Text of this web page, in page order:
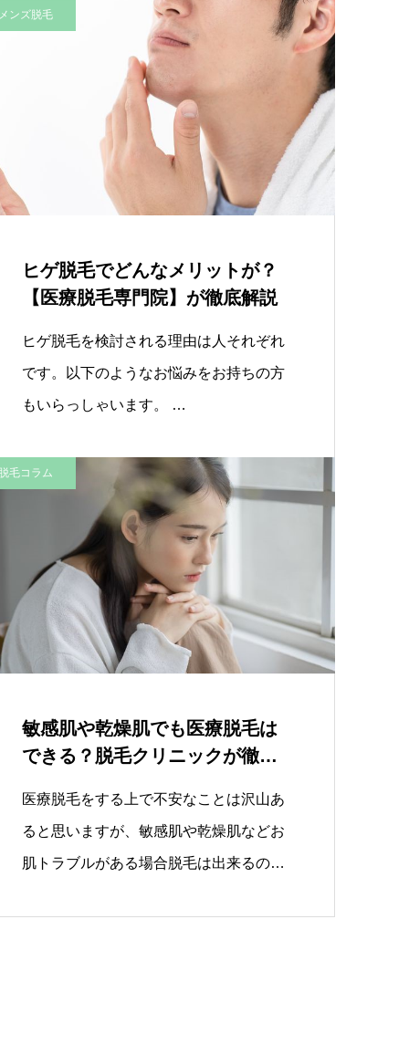
メンズ脱毛
ヒゲ脱毛でどんなメリットが？
【医療脱毛専門院】が徹底解説
ヒゲ脱毛を検討される理由は人それぞれ
です。以下のようなお悩みをお持ちの方
もいらっしゃいます。 …
脱毛コラム
敏感肌や乾燥肌でも医療脱毛は
できる？脱毛クリニックが徹底
医療脱毛をする上で不安なことは沢山あ
ると思いますが、敏感肌や乾燥肌などお
肌トラブルがある場合脱毛は出来るの？